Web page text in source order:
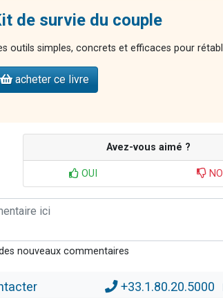
de survie du couple
outils simples, concrets et efficaces pour
acheter ce livre
Avez-vous aimé ?
OUI
nouveaux commentaires
+33.1.80.20.5000